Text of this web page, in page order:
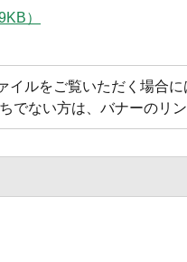
）
イルをご覧いただく場合
でない方は、バナーのリ